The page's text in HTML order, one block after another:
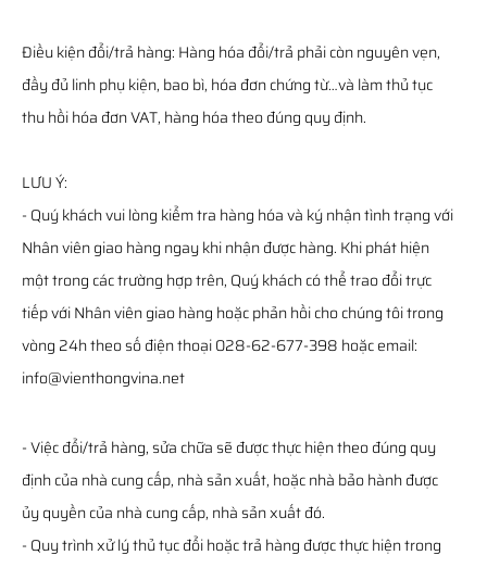
Điều kiện đổi/trả hàng: Hàng hóa đổi/trả phải còn nguyên vẹn,
đầy đủ linh phụ kiện, bao bì, hóa đơn chứng từ…và làm thủ tục
thu hồi hóa đơn VAT, hàng hóa theo đúng quy định.
LƯU Ý:
- Quý khách vui lòng kiểm tra hàng hóa và ký nhận tình trạng với
Nhân viên giao hàng ngay khi nhận được hàng. Khi phát hiện
một trong các trường hợp trên, Quý khách có thể trao đổi trực
tiếp với Nhân viên giao hàng hoặc phản hồi cho chúng tôi trong
vòng 24h theo số điện thoại 028-62-677-398 hoặc email:
info@vienthongvina.net
- Việc đổi/trả hàng, sửa chữa sẽ được thực hiện theo đúng quy
định của nhà cung cấp, nhà sản xuất, hoặc nhà bảo hành được
ủy quyền của nhà cung cấp, nhà sản xuất đó.
- Quy trình xử lý thủ tục đổi hoặc trả hàng được thực hiện trong